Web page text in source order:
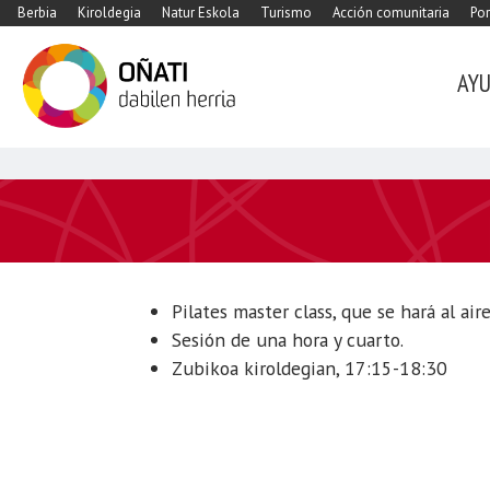
Berbia Kiroldegia Natur Eskola Turismo Acción comunitaria
https://www.xn-
Pilates master class, que se hará al
Sesión de una hora y cuarto.
Zubikoa kiroldegian, 17:15-18:30